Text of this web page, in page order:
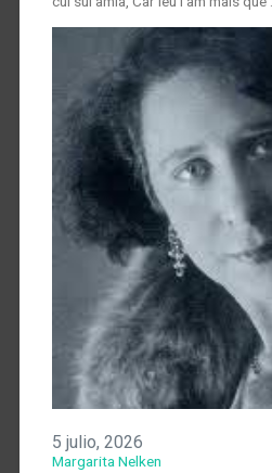
5 julio, 2026
Margarita Nelken